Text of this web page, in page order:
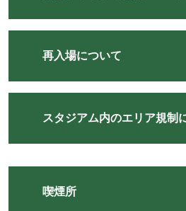
再入場について
スタジアム内のエリア規制
喫煙所